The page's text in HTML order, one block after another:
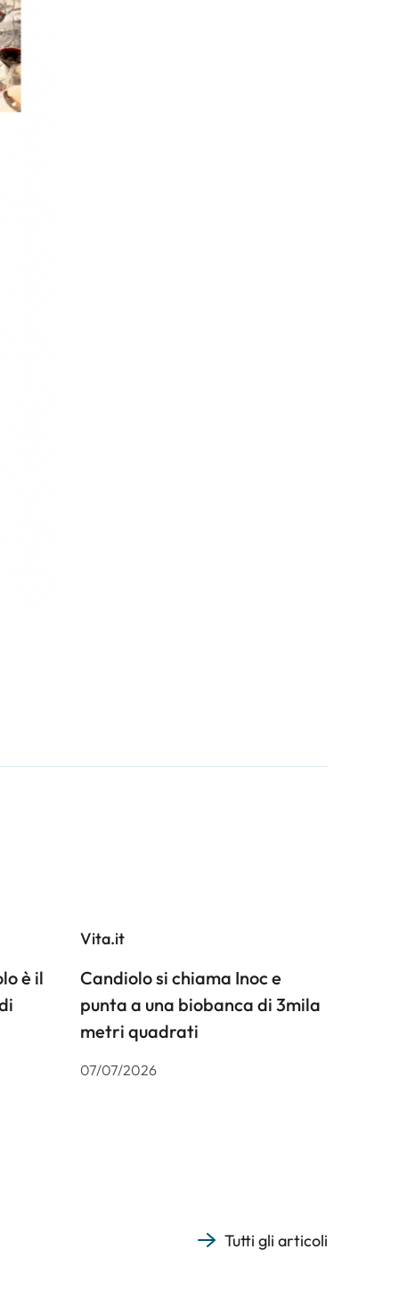
è il
Vita.it
Candiolo si chiama Inoc e
punta a una biobanca di 3mila
metri quadrati
07/07/2026
Tutti gli articoli